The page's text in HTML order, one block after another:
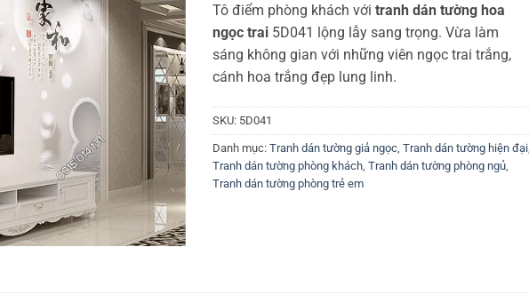
Tô điểm phòng khách với tranh dán tường hoa
ngọc trai 5D041 lộng lẫy sang trọng. Vừa làm
sáng không gian với những viên ngọc trai trắng,
cánh hoa trắng đẹp lung linh.
SKU: 5D041
Danh mục: Tranh dán tường giả ngọc Tranh dán tường hiện đại
Tranh dán tường phòng khách Tranh dán tường phòng ngủ
Tranh dán tường phòng trẻ em